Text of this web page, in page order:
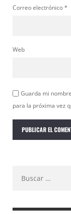
Correo electrónico*
Web
Guarda mi
para la próxima vez